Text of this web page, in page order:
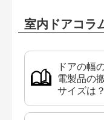
室内ドアコラ
ドアの幅
電製品の
サイズは？